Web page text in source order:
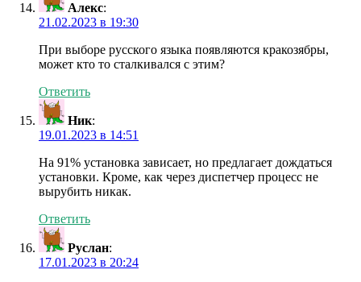
Алекс:
21.02.2023 в 19:30
При выборе русского языка появляются кракозябры,
может кто то сталкивался с этим?
Ответить
Ник:
19.01.2023 в 14:51
На 91% установка зависает, но предлагает дождаться
установки. Кроме, как через диспетчер процесс не
вырубить никак.
Ответить
Руслан:
17.01.2023 в 20:24